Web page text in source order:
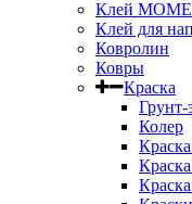
Клей
Клей для
Ковролин
Ковры
Краска
Грунт-
Колер